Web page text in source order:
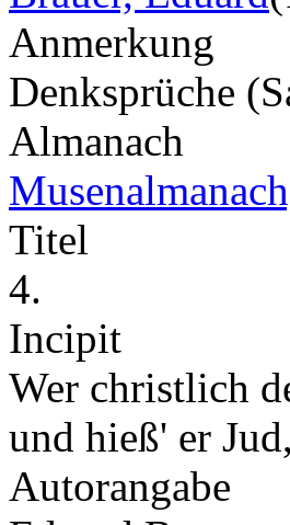
Anmerkung
Denksprüche
Almanach
Titel
4.
Incipit
Wer christlich
und hieß' er
Autorangabe